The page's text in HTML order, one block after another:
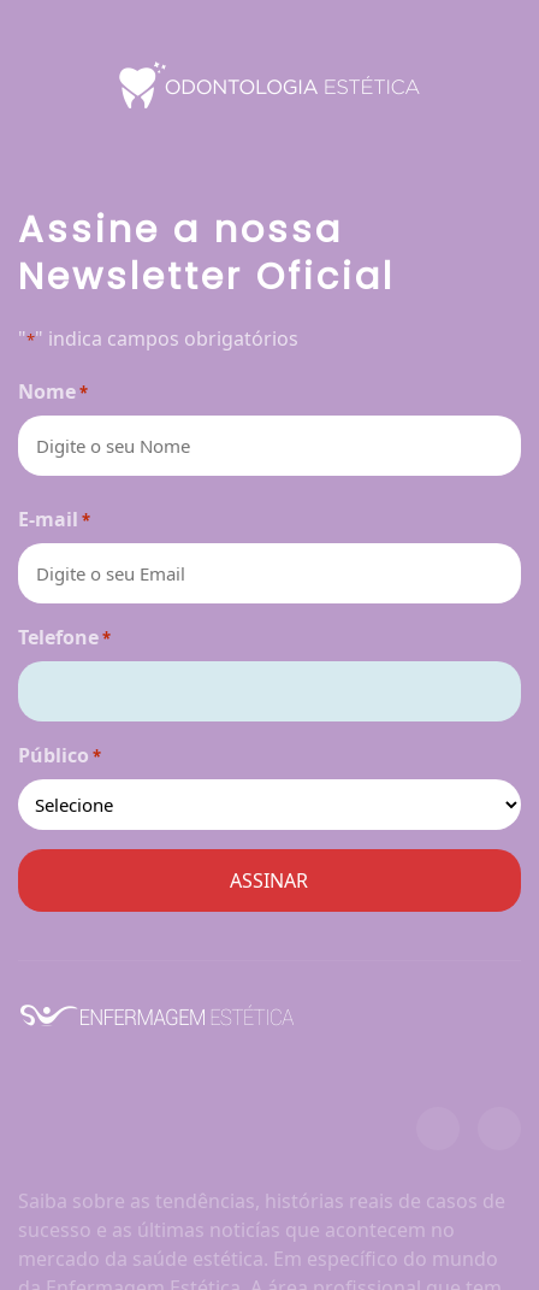
Assine a nossa
Newsletter Oficial
"*" indica campos obrigatórios
Nome*
E-mail *
Telefone*
Público *
Saiba sobre as tendências, histórias reais de casos de
sucesso e as últimas noticías que acontecem no
mercado da saúde estética. Em específico do mundo